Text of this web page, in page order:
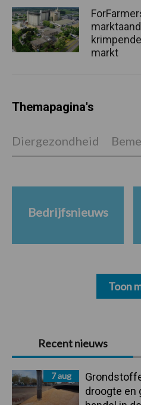
Primaire
Sidebar
Recent nieuws
7 aug
droogte en
markt
Themapagina's
Diergezondheid
Bedrijfsnieuws
Toon